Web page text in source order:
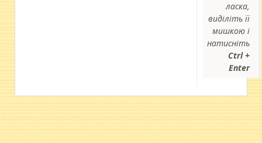
ласка,
виділіть її
мишкою і
натисніть
Ctrl +
Enter